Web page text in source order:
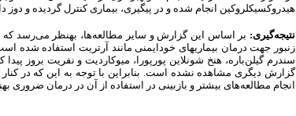
هیدروکسی‏کلروکین انجام شده و در پیگیری، بیماری کنترل گردیده و دوز
نتیجه‌گیری: بر اساس این گزارش و سایر مطالعه‌ها، به‏نظر می‌رسد که
زنبور جهت درمان بیماری‏های خودایمنی مانند آرتریت استفاده شده
سندرم گیلن‌باره، هنخ شونلاین پورپورا، میوکاردیت و نفریت بروز
گزارش دیگری مشاهده نشده است. بنابراین با توجه به ‏این که در کنار
انجام مطالعه‌های بیشتر و بازبینی در استفاده از آن در درمان ضروری